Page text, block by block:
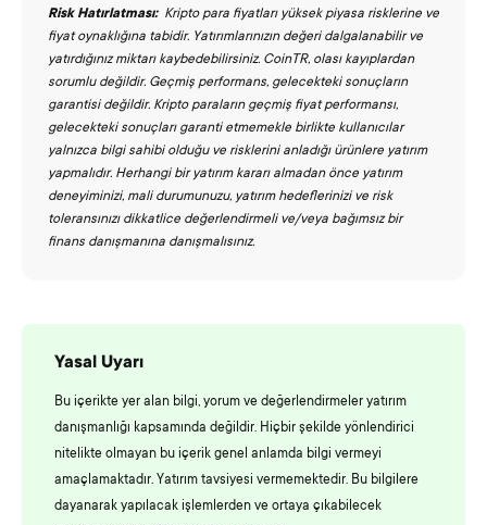
Risk Hatırlatması: Kripto para fiyatları yüksek piyasa risklerine ve
fiyat oynaklığına tabidir. Yatırımlarınızın değeri dalgalanabilir ve
yatırdığınız miktarı kaybedebilirsiniz. CoinTR, olası kayıplardan
sorumlu değildir. Geçmiş performans, gelecekteki sonuçların
garantisi değildir. Kripto paraların geçmiş fiyat performansı,
gelecekteki sonuçları garanti etmemekle birlikte kullanıcılar
yalnızca bilgi sahibi olduğu ve risklerini anladığı ürünlere yatırım
yapmalıdır. Herhangi bir yatırım kararı almadan önce yatırım
deneyiminizi, mali durumunuzu, yatırım hedeflerinizi ve risk
toleransınızı dikkatlice değerlendirmeli ve/veya bağımsız bir
finans danışmanına danışmalısınız.
Yasal Uyarı
Bu içerikte yer alan bilgi, yorum ve değerlendirmeler yatırım
danışmanlığı kapsamında değildir. Hiçbir şekilde yönlendirici
nitelikte olmayan bu içerik genel anlamda bilgi vermeyi
amaçlamaktadır. Yatırım tavsiyesi vermemektedir. Bu bilgilere
dayanarak yapılacak işlemlerden ve ortaya çıkabilecek